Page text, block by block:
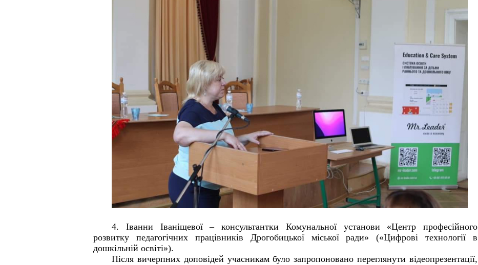
4. Іванни Іваніщевої – консультантки Комунальної установи «Центр професійного
розвитку педагогічних працівників Дрогобицької міської ради» («Цифрові технології в
дошкільній освіті»).
Після вичерпних доповідей учасникам було запропоновано переглянути відеопрезентації,